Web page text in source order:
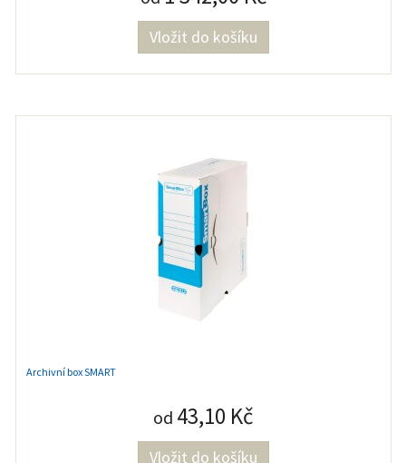
Archivní box SMART
od 43,10 Kč